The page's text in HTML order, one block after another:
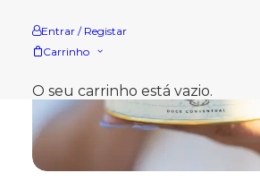
Entrar / Registar
Carrinho
O seu carrinho está vazio.